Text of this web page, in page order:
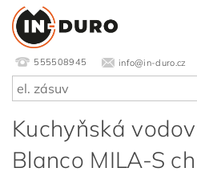
555508945 info@in-duro.cz
Kuchyňská
Blanco MILA-S